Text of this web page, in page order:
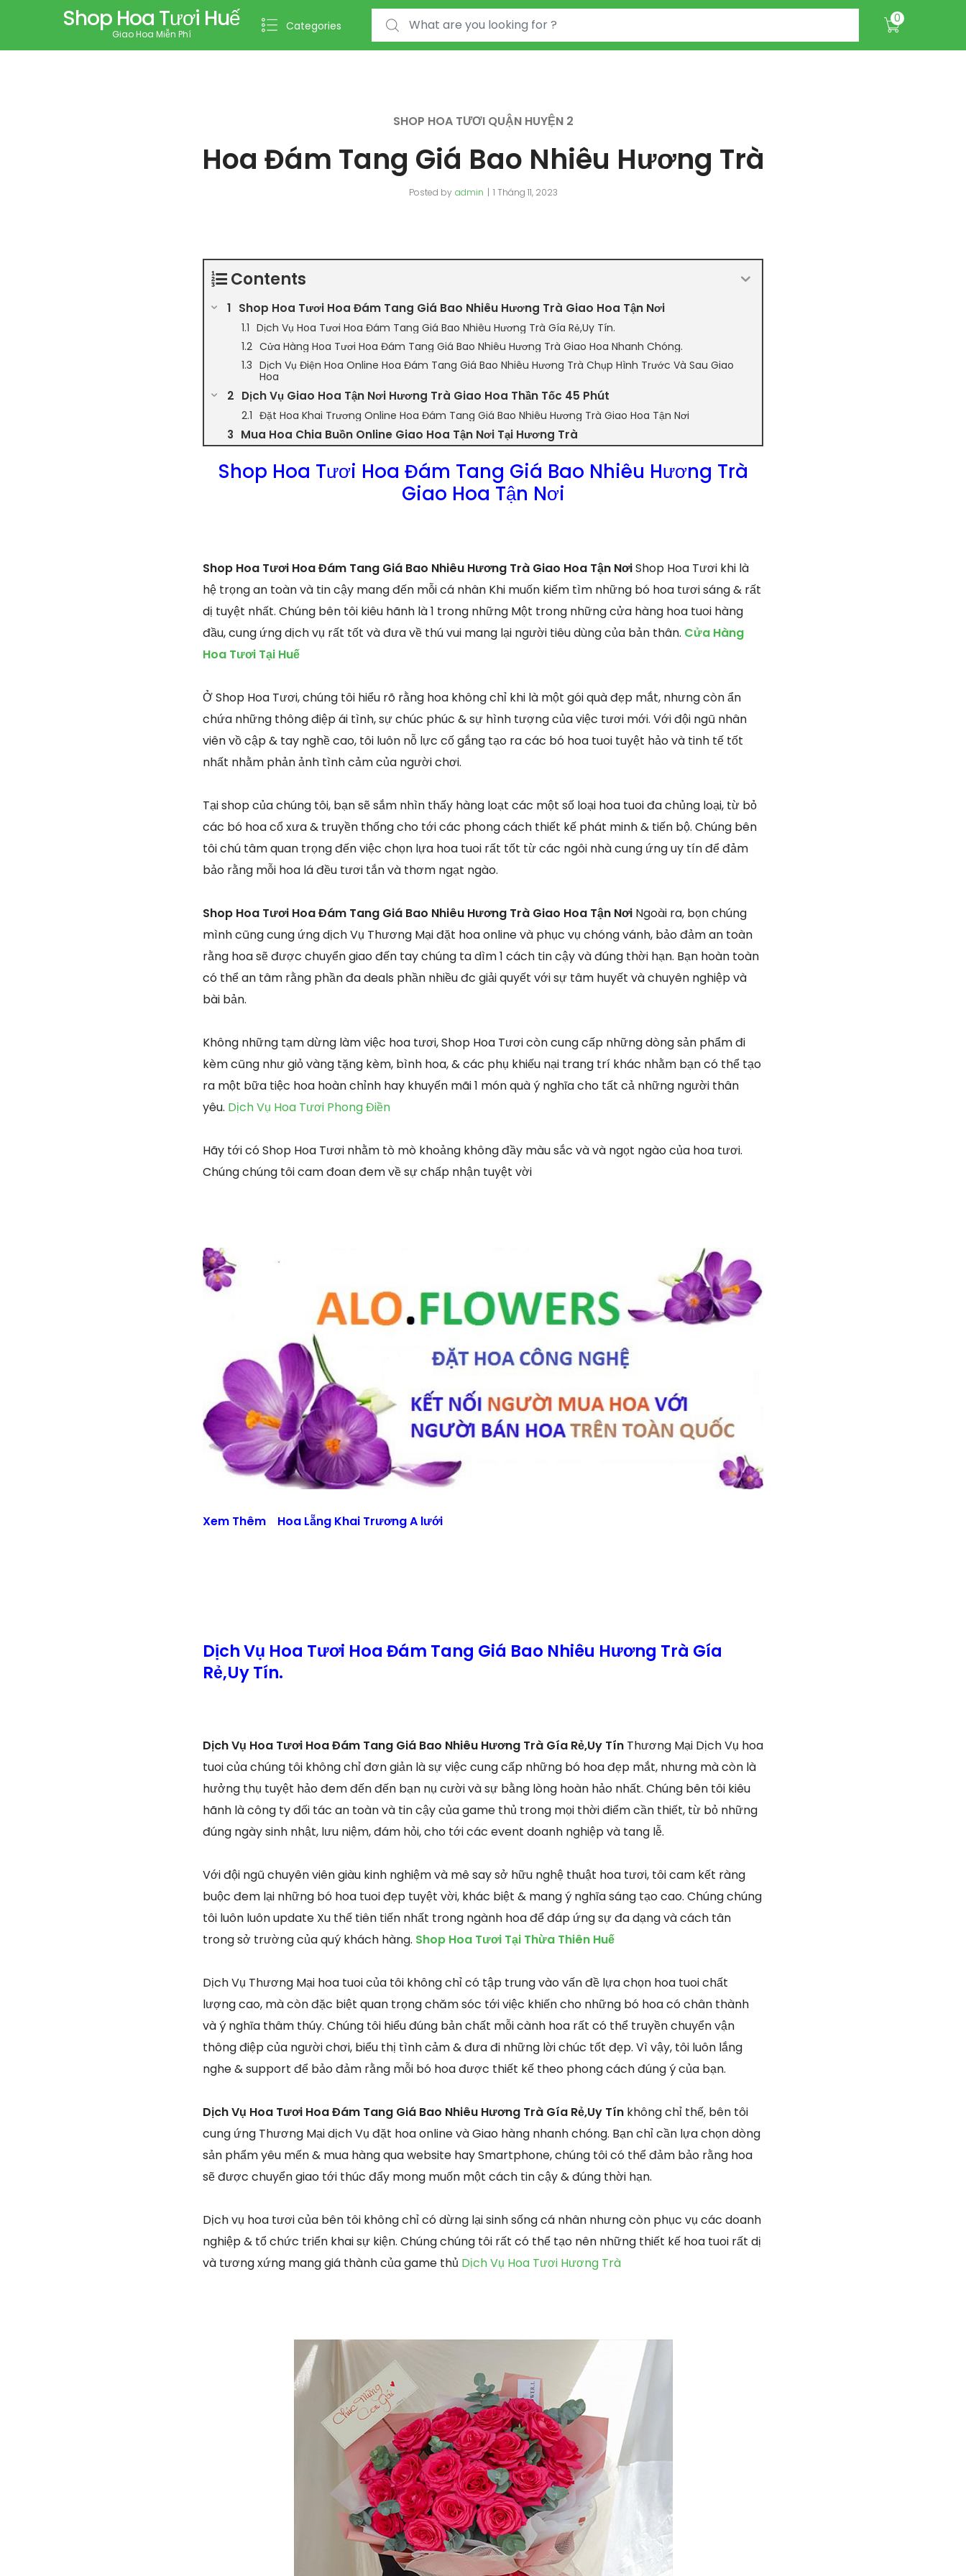
Shop Hoa Tươi Huế
Giao Hoa Miễn Phí
Categories
Search for: 0
SHOP HOA TƯƠI QUẬN HUYỆN 2
Hoa Đám Tang Giá Bao Nhiêu Hương Trà
Posted by admin 1 Tháng 11, 2023
Contents
Shop Hoa Tươi Hoa Đám Tang Giá Bao Nhiêu Hương Trà Giao Hoa Tận Nơi
Dịch Vụ Hoa Tươi Hoa Đám Tang Giá Bao Nhiêu Hương Trà Gía Rẻ,Uy Tín.
Cửa Hàng Hoa Tươi Hoa Đám Tang Giá Bao Nhiêu Hương Trà Giao Hoa Nhanh Chóng.
Dịch Vụ Điện Hoa Online Hoa Đám Tang Giá Bao Nhiêu Hương Trà Chụp Hình Trước Và Sau Giao
Hoa
Dịch Vụ Giao Hoa Tận Nơi Hương Trà Giao Hoa Thần Tốc 45 Phút
Đặt Hoa Khai Trương Online Hoa Đám Tang Giá Bao Nhiêu Hương Trà Giao Hoa Tận Nơi
Mua Hoa Chia Buồn Online Giao Hoa Tận Nơi Tại Hương Trà
Shop Hoa Tươi Hoa Đám Tang Giá Bao Nhiêu Hương Trà
Giao Hoa Tận Nơi
Shop Hoa Tươi Hoa Đám Tang Giá Bao Nhiêu Hương Trà Giao Hoa Tận NơiShop Hoa Tươi khi là
hệ trọng an toàn và tin cậy mang đến mỗi cá nhân Khi muốn kiếm tìm những bó hoa tươi sáng & rất
dị tuyệt nhất. Chúng bên tôi kiêu hãnh là 1 trong những Một trong những cửa hàng hoa tuoi hàng
đầu, cung ứng dịch vụ rất tốt và đưa về thú vui mang lại người tiêu dùng của bản thân. Cửa Hàng
Hoa Tươi Tại Huế
Ở Shop Hoa Tươi, chúng tôi hiểu rõ rằng hoa không chỉ khi là một gói quà đẹp mắt, nhưng còn ẩn
chứa những thông điệp ái tình, sự chúc phúc & sự hình tượng của việc tươi mới. Với đội ngũ nhân
viên vồ cập & tay nghề cao, tôi luôn nỗ lực cố gắng tạo ra các bó hoa tuoi tuyệt hảo và tinh tế tốt
nhất nhằm phản ảnh tình cảm của người chơi.
Tại shop của chúng tôi, bạn sẽ sắm nhìn thấy hàng loạt các một số loại hoa tuoi đa chủng loại, từ bỏ
các bó hoa cổ xưa & truyền thống cho tới các phong cách thiết kế phát minh & tiến bộ. Chúng bên
tôi chú tâm quan trọng đến việc chọn lựa hoa tuoi rất tốt từ các ngôi nhà cung ứng uy tín để đảm
bảo rằng mỗi hoa lá đều tươi tắn và thơm ngạt ngào.
Shop Hoa Tươi Hoa Đám Tang Giá Bao Nhiêu Hương Trà Giao Hoa Tận Nơi Ngoài ra, bọn chúng
mình cũng cung ứng dịch Vụ Thương Mại đặt hoa online và phục vụ chóng vánh, bảo đảm an toàn
rằng hoa sẽ được chuyển giao đến tay chúng ta dìm 1 cách tin cậy và đúng thời hạn. Bạn hoàn toàn
có thể an tâm rằng phần đa deals phần nhiều đc giải quyết với sự tâm huyết và chuyên nghiệp và
bài bản.
Không những tạm dừng làm việc hoa tươi, Shop Hoa Tươi còn cung cấp những dòng sản phẩm đi
kèm cũng như giỏ vàng tặng kèm, bình hoa, & các phụ khiếu nại trang trí khác nhằm bạn có thể tạo
ra một bữa tiệc hoa hoàn chỉnh hay khuyến mãi 1 món quà ý nghĩa cho tất cả những người thân
yêu. Dịch Vụ Hoa Tươi Phong Điền
Hãy tới có Shop Hoa Tươi nhằm tò mò khoảng không đầy màu sắc và và ngọt ngào của hoa tươi.
Chúng chúng tôi cam đoan đem về sự chấp nhận tuyệt vời
Xem Thêm Hoa Lẵng Khai Trương A lưới
Dịch Vụ Hoa Tươi Hoa Đám Tang Giá Bao Nhiêu Hương Trà Gía
Rẻ,Uy Tín.
Dịch Vụ Hoa Tươi Hoa Đám Tang Giá Bao Nhiêu Hương Trà Gía Rẻ,Uy Tín Thương Mại Dịch Vụ hoa
tuoi của chúng tôi không chỉ đơn giản là sự việc cung cấp những bó hoa đẹp mắt, nhưng mà còn là
hưởng thụ tuyệt hảo đem đến đến bạn nụ cười và sự bằng lòng hoàn hảo nhất. Chúng bên tôi kiêu
hãnh là công ty đối tác an toàn và tin cậy của game thủ trong mọi thời điểm cần thiết, từ bỏ những
đúng ngày sinh nhật, lưu niệm, đám hỏi, cho tới các event doanh nghiệp và tang lễ.
Với đội ngũ chuyên viên giàu kinh nghiệm và mê say sở hữu nghệ thuật hoa tươi, tôi cam kết ràng
buộc đem lại những bó hoa tuoi đẹp tuyệt vời, khác biệt & mang ý nghĩa sáng tạo cao. Chúng chúng
tôi luôn luôn update Xu thế tiên tiến nhất trong ngành hoa để đáp ứng sự đa dạng và cách tân
trong sở trường của quý khách hàng. Shop Hoa Tươi Tại Thừa Thiên Huế
Dịch Vụ Thương Mại hoa tuoi của tôi không chỉ có tập trung vào vấn đề lựa chọn hoa tuoi chất
lượng cao, mà còn đặc biệt quan trọng chăm sóc tới việc khiến cho những bó hoa có chân thành
và ý nghĩa thâm thúy. Chúng tôi hiểu đúng bản chất mỗi cành hoa rất có thể truyền chuyển vận
thông điệp của người chơi, biểu thị tình cảm & đưa đi những lời chúc tốt đẹp. Vì vậy, tôi luôn lắng
nghe & support để bảo đảm rằng mỗi bó hoa được thiết kế theo phong cách đúng ý của bạn.
Dịch Vụ Hoa Tươi Hoa Đám Tang Giá Bao Nhiêu Hương Trà Gía Rẻ,Uy Tín không chỉ thế, bên tôi
cung ứng Thương Mại dịch Vụ đặt hoa online và Giao hàng nhanh chóng. Bạn chỉ cần lựa chọn dòng
sản phẩm yêu mến & mua hàng qua website hay Smartphone, chúng tôi có thể đảm bảo rằng hoa
sẽ được chuyển giao tới thúc đẩy mong muốn một cách tin cậy & đúng thời hạn.
Dịch vụ hoa tươi của bên tôi không chỉ có dừng lại sinh sống cá nhân nhưng còn phục vụ các doanh
nghiệp & tổ chức triển khai sự kiện. Chúng chúng tôi rất có thể tạo nên những thiết kế hoa tuoi rất dị
và tương xứng mang giá thành của game thủ Dịch Vụ Hoa Tươi Hương Trà